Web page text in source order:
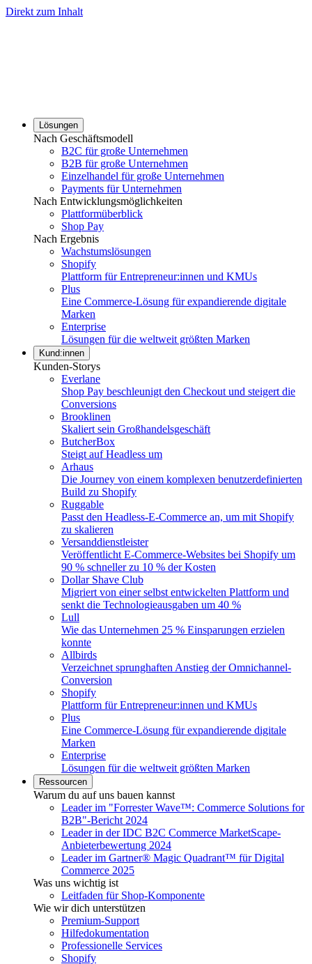
Direkt zum Inhalt
Lösungen
Nach Geschäftsmodell
B2C für große Unternehmen
B2B für große Unternehmen
Einzelhandel für große Unternehmen
Payments für Unternehmen
Nach Entwicklungsmöglichkeiten
Plattformüberblick
Shop Pay
Nach Ergebnis
Wachstumslösungen
Shopify
Plattform für Entrepreneur:innen und KMUs
Plus
Eine Commerce-Lösung für expandierende digitale
Marken
Enterprise
Lösungen für die weltweit größten Marken
Kund:innen
Kunden-Storys
Everlane
Shop Pay beschleunigt den Checkout und steigert die
Conversions
Brooklinen
Skaliert sein Großhandelsgeschäft
ButcherBox
Steigt auf Headless um
Arhaus
Die Journey von einem komplexen benutzerdefinierten
Build zu Shopify
Ruggable
Passt den Headless-E-Commerce an, um mit Shopify
zu skalieren
Versanddienstleister
Veröffentlicht E-Commerce-Websites bei Shopify um
90 % schneller zu 10 % der Kosten
Dollar Shave Club
Migriert von einer selbst entwickelten Plattform und
senkt die Technologieausgaben um 40 %
Lull
Wie das Unternehmen 25 % Einsparungen erzielen
konnte
Allbirds
Verzeichnet sprunghaften Anstieg der Omnichannel-
Conversion
Shopify
Plattform für Entrepreneur:innen und KMUs
Plus
Eine Commerce-Lösung für expandierende digitale
Marken
Enterprise
Lösungen für die weltweit größten Marken
Ressourcen
Warum du auf uns bauen kannst
Leader im "Forrester Wave™: Commerce Solutions for
B2B"-Bericht 2024
Leader in der IDC B2C Commerce MarketScape-
Anbieterbewertung 2024
Leader im Gartner® Magic Quadrant™ für Digital
Commerce 2025
Was uns wichtig ist
Leitfaden für Shop-Komponente
Wie wir dich unterstützen
Premium-Support
Hilfedokumentation
Professionelle Services
Shopify